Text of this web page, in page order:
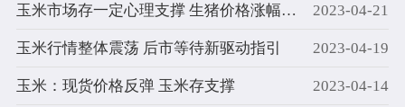
玉米市场存一定心理支撑 生猪价格涨幅或有限 2023-04-21
玉米行情整体震荡 后市等待新驱动指引 2023-04-19
玉米：现货价格反弹 玉米存支撑 2023-04-14